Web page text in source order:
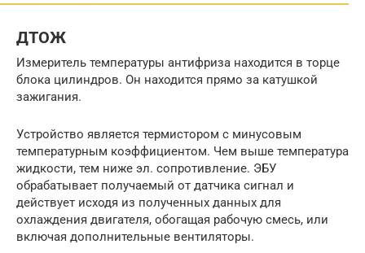
ДТОЖ
Измеритель температуры антифриза находится в торце
блока цилиндров. Он находится прямо за катушкой
зажигания.
Устройство является термистором с минусовым
температурным коэффициентом. Чем выше температура
жидкости, тем ниже эл. сопротивление. ЭБУ
обрабатывает получаемый от датчика сигнал и
действует исходя из полученных данных для
охлаждения двигателя, обогащая рабочую смесь, или
включая дополнительные вентиляторы.